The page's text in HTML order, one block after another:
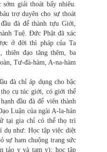
giải thoát bấy nhiêu.
trợ duyên cho sự thoát
đà để thành tựu Giới,
Tuệ. Đức Phật đã xác
ở đời thì pháp của Ta
thiên đạo tăng thêm, ba
Tư-đà-hàm, A-na-hàm
đà chỉ áp dụng cho bậc
cụ túc giới, có giới thể
đầu đà để viên thành
Luận của ngài A-la-hán
tại gia chỉ có thể thọ trì
dụ như: Học tập việc diệt
sự ham chuộng trang sức
tảo y và tam y); học tập